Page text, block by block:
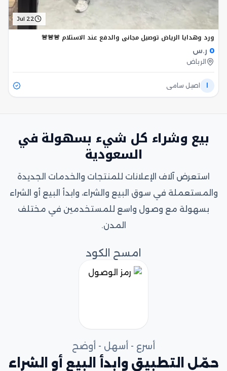
Jul 22
ورد وهدايا الرياض توصيل مجاني والدفع عند الاستلام 🚨🚨🚨
0 ر.س
الرياض
اصيل سامي
بيع وشراء كل شيء بسهولة في
السعودية
استعرض آلاف الإعلانات للمنتجات والخدمات الجديدة
والمستعملة في سوق البيع والشراء، وابدأ البيع أو الشراء
بسهولة مع وصول واسع للمستخدمين في مختلف
المدن.
امسح الكود
أسرع - أسهل - أوضح
حمّل التطبيق وابدأ البيع أو الشراء